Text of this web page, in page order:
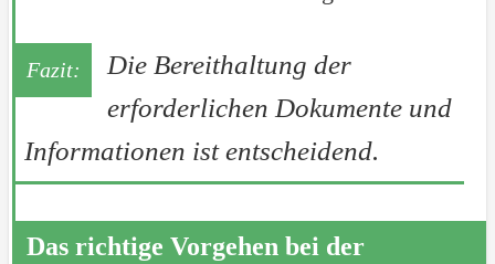
Die Bereithaltung der
erforderlichen Dokumente und
Informationen ist entscheidend.
Das richtige Vorgehen bei der